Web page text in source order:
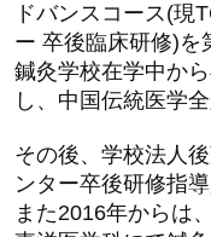
ドバンスコース(現
ー 卒後臨床研修)を
鍼灸学校在学中か
し、中国伝統医学全
その後、学校法人
ンター卒後研修指
また2016年からは